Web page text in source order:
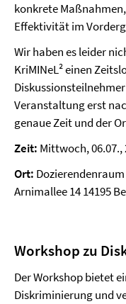
konkrete
Effektivität im
Wir haben es leider
KriMINeL² einen
Veranstaltung erst
genaue Zeit und der
Zeit: Mittwoch, 06.07.,
Ort:
Arnimallee 14 14195
Workshop zu
Der Workshop bietet
Diskriminierung und